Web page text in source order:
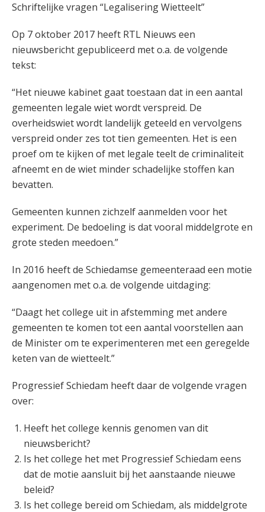
Schriftelijke vragen “Legalisering Wietteelt”
Op 7 oktober 2017 heeft RTL Nieuws een
nieuwsbericht gepubliceerd met o.a. de volgende
tekst:
“Het nieuwe kabinet gaat toestaan dat in een aantal
gemeenten legale wiet wordt verspreid. De
overheidswiet wordt landelijk geteeld en vervolgens
verspreid onder zes tot tien gemeenten. Het is een
proef om te kijken of met legale teelt de criminaliteit
afneemt en de wiet minder schadelijke stoffen kan
bevatten.
Gemeenten kunnen zichzelf aanmelden voor het
experiment. De bedoeling is dat vooral middelgrote en
grote steden meedoen.”
In 2016 heeft de Schiedamse gemeenteraad een motie
aangenomen met o.a. de volgende uitdaging:
“Daagt het college uit in afstemming met andere
gemeenten te komen tot een aantal voorstellen aan
de Minister om te experimenteren met een geregelde
keten van de wietteelt.”
Progressief Schiedam heeft daar de volgende vragen
over:
Heeft het college kennis genomen van dit
nieuwsbericht?
Is het college het met Progressief Schiedam eens
dat de motie aansluit bij het aanstaande nieuwe
beleid?
Is het college bereid om Schiedam, als middelgrote